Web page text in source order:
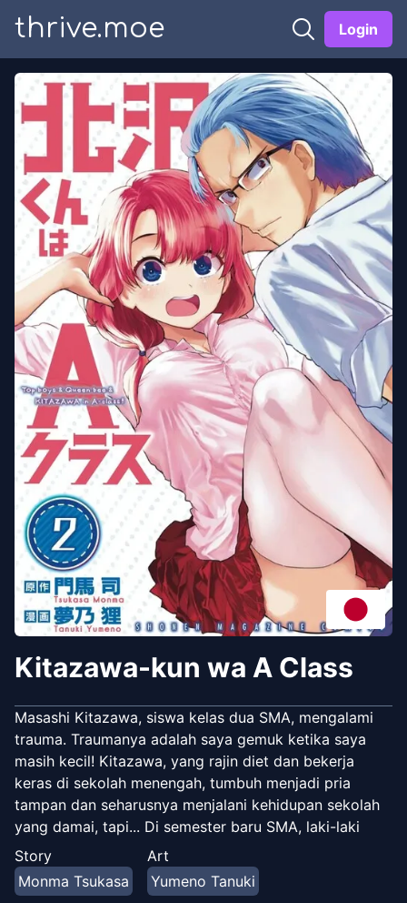
thrive.moe Login
Kitazawa-kun wa A Class
Masashi Kitazawa, siswa kelas dua SMA, mengalami
trauma. Traumanya adalah saya gemuk ketika saya
masih kecil! Kitazawa, yang rajin diet dan bekerja
keras di sekolah menengah, tumbuh menjadi pria
tampan dan seharusnya menjalani kehidupan sekolah
yang damai, tapi... Di semester baru SMA, laki-laki
tampan dan perempuan cantik telah berkumpul di
kelas 2 kelas A Kitazawa untuk beberapa alasan.
Terlebih lagi, dia menerima undangan rahasia dari
Story
Monma Tsukasa
Art
Yumeno Tanuki